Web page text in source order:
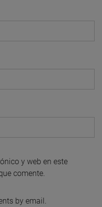
y web en este
comente.
by email.